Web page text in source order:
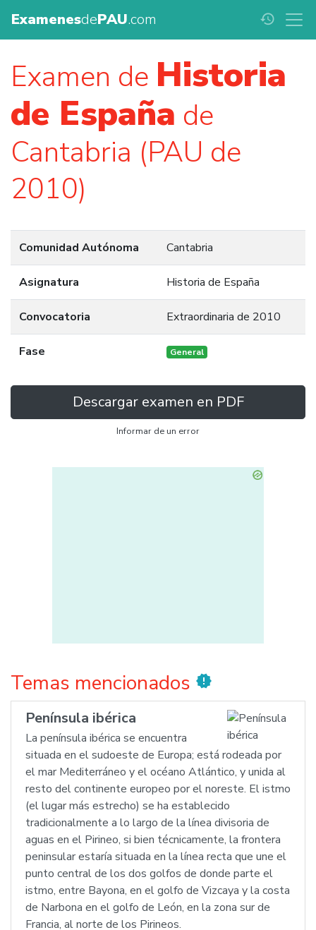
ExamenesdePAU.com history
Examen de Historia
de España de
Cantabria (PAU de
2010)
Comunidad Autónoma Cantabria
Asignatura Historia de España
Convocatoria Extraordinaria de 2010
Fase General
Descargar examen en PDF
Informar de un error
Temas mencionados new_releases
Península ibérica
La península ibérica se encuentra
situada en el sudoeste de Europa; está rodeada por
el mar Mediterráneo y el océano Atlántico, y unida al
resto del continente europeo por el noreste. El istmo
(el lugar más estrecho) se ha establecido
tradicionalmente a lo largo de la línea divisoria de
aguas en el Pirineo, si bien técnicamente, la frontera
peninsular estaría situada en la línea recta que une el
punto central de los dos golfos de donde parte el
istmo, entre Bayona, en el golfo de Vizcaya y la costa
de Narbona en el golfo de León, en la zona sur de
Francia, al norte de los Pirineos.